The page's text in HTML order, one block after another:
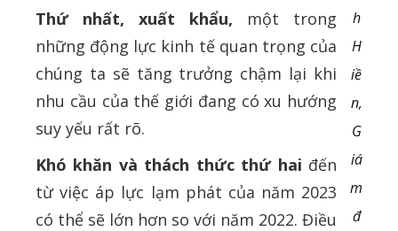
h
H
iề
n,
G
iá
m
đ
Thứ nhất, xuất khẩu, một trong
những động lực kinh tế quan trọng của
chúng ta sẽ tăng trưởng chậm lại khi
nhu cầu của thế giới đang có xu hướng
suy yếu rất rõ.
Khó khăn và thách thức thứ hai đến
từ việc áp lực lạm phát của năm 2023
có thể sẽ lớn hơn so với năm 2022. Điều